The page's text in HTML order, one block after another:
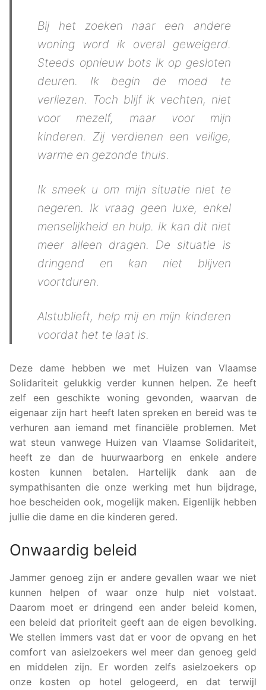
Bij het zoeken naar een andere
woning word ik overal geweigerd.
Steeds opnieuw bots ik op gesloten
deuren. Ik begin de moed te
verliezen. Toch blijf ik vechten, niet
voor mezelf, maar voor mijn
kinderen. Zij verdienen een veilige,
warme en gezonde thuis.
Ik smeek u om mijn situatie niet te
negeren. Ik vraag geen luxe, enkel
menselijkheid en hulp. Ik kan dit niet
meer alleen dragen. De situatie is
dringend en kan niet blijven
voortduren.
Alstublieft, help mij en mijn kinderen
voordat het te laat is.
Deze dame hebben we met Huizen van Vlaamse
Solidariteit gelukkig verder kunnen helpen. Ze heeft
zelf een geschikte woning gevonden, waarvan de
eigenaar zijn hart heeft laten spreken en bereid was te
verhuren aan iemand met financiële problemen. Met
wat steun vanwege Huizen van Vlaamse Solidariteit,
heeft ze dan de huurwaarborg en enkele andere
kosten kunnen betalen. Hartelijk dank aan de
sympathisanten die onze werking met hun bijdrage,
hoe bescheiden ook, mogelijk maken. Eigenlijk hebben
jullie die dame en die kinderen gered.
Onwaardig beleid
Jammer genoeg zijn er andere gevallen waar we niet
kunnen helpen of waar onze hulp niet volstaat.
Daarom moet er dringend een ander beleid komen,
een beleid dat prioriteit geeft aan de eigen bevolking.
We stellen immers vast dat er voor de opvang en het
comfort van asielzoekers wel meer dan genoeg geld
en middelen zijn. Er worden zelfs asielzoekers op
onze kosten op hotel gelogeerd, en dat terwijl